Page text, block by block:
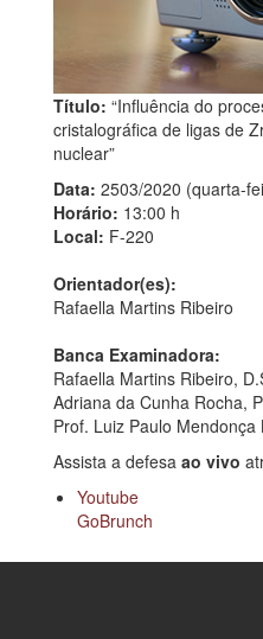
Título: “Influência do
cristalográfica de ligas de
nuclear”
Data: 2503/2020 (quarta-
Horário: 13:00 h
Local: F-220
Orientador(es):
Rafaella Martins Ribeiro
Banca Examinadora:
Rafaella Martins Ribeiro,
Adriana da Cunha Rocha,
Prof. Luiz Paulo Mendonça
Assista a defesa ao vivo
Youtube
GoBrunch